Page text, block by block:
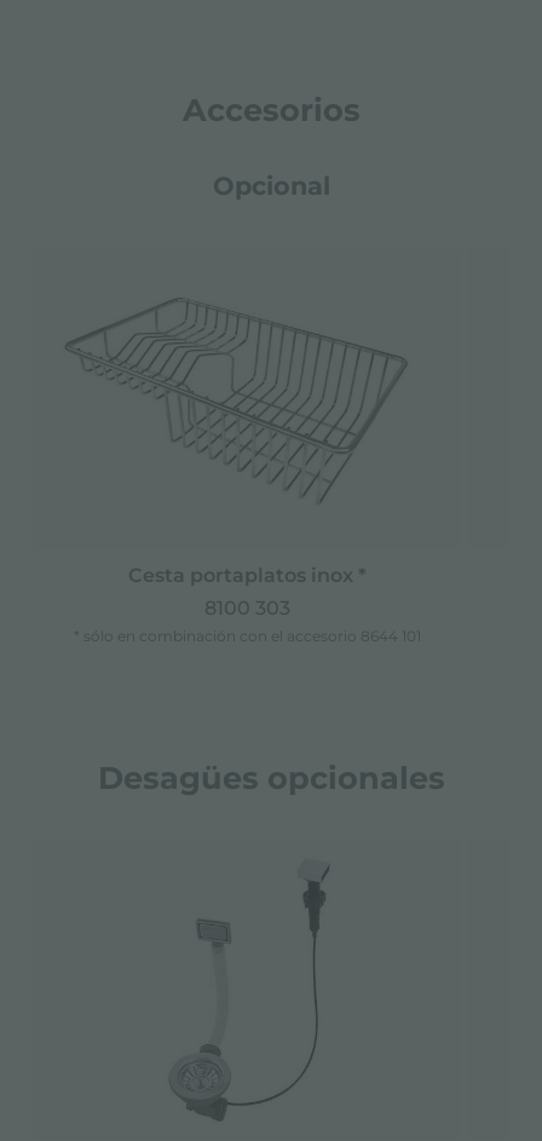
Accesorios
Opcional
Cesta portaplatos inox *
8100 303
* sólo en combinación con el accesorio 8644 101
Desagües opcionales